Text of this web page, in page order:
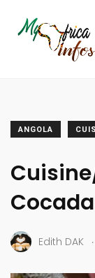
ANGOLA
Edith DAK .